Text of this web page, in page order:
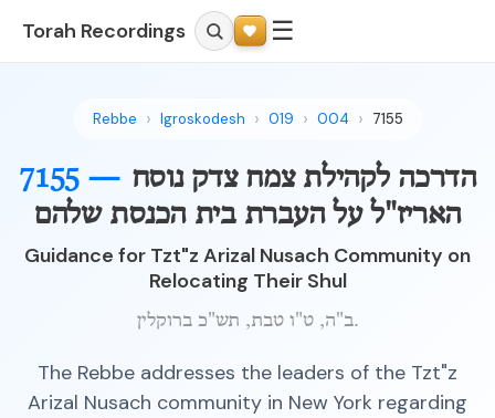
Torah Recordings ☰
Rebbe Igroskodesh 019 004 7155
7155 — הדרכה לקהילת צמח צדק נוסח
האריז"ל על העברת בית הכנסת שלהם
Guidance for Tzt"z Arizal Nusach Community on
Relocating Their Shul
ב"ה, ט"ו טבת, תש"כ ברוקלין.
The Rebbe addresses the leaders of the Tzt"z
Arizal Nusach community in New York regarding